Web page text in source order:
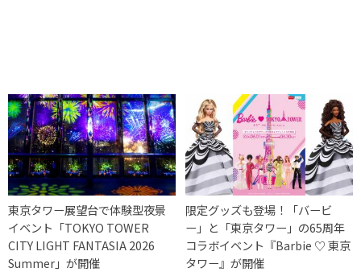
東京タワー展望台で体験型夜景
イベント「TOKYO TOWER
CITY LIGHT FANTASIA 2026
Summer」が開催
限定グッズも登場！「バービ
ー」と「東京タワー」の65周年
コラボイベント『Barbie ♡ 東京
タワー』が開催